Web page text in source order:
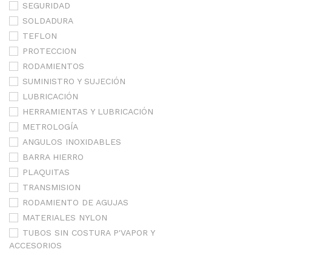
SEGURIDAD
SOLDADURA
TEFLON
PROTECCION
RODAMIENTOS
SUMINISTRO Y SUJECIÓN
LUBRICACIÓN
HERRAMIENTAS Y LUBRICACIÓN
METROLOGÍA
ANGULOS INOXIDABLES
BARRA HIERRO
PLAQUITAS
TRANSMISION
RODAMIENTO DE AGUJAS
MATERIALES NYLON
TUBOS SIN COSTURA P'VAPOR Y
ACCESORIOS